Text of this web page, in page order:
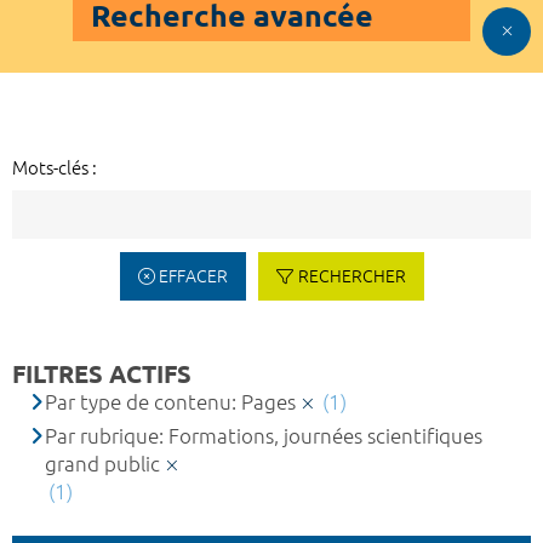
Recherche avancée
Mots-clés :
EFFACER RECHERCHER
FILTRES ACTIFS
Par type de contenu: Pages
(1)
Par rubrique: Formations, journées scientifiques
grand public
(1)